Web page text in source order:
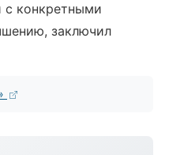
с конкретными
заключил